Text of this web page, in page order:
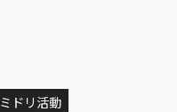
ミドリ活動